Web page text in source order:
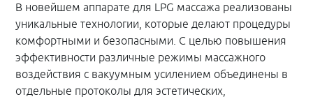
В новейшем аппарате для LPG массажа реализованы
уникальные технологии, которые делают процедуры
комфортными и безопасными. С целью повышения
эффективности различные режимы массажного
воздействия с вакуумным усилением объединены в
отдельные протоколы для эстетических,